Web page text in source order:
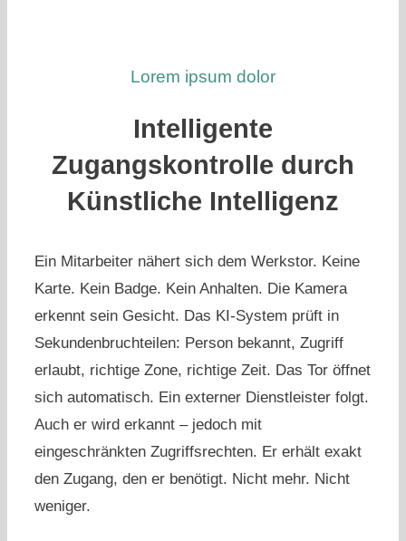
Lorem ipsum dolor
Intelligente
Zugangskontrolle durch
Künstliche Intelligenz
Ein Mitarbeiter nähert sich dem Werkstor. Keine
Karte. Kein Badge. Kein Anhalten. Die Kamera
erkennt sein Gesicht. Das KI-System prüft in
Sekundenbruchteilen: Person bekannt, Zugriff
erlaubt, richtige Zone, richtige Zeit. Das Tor öffnet
sich automatisch. Ein externer Dienstleister folgt.
Auch er wird erkannt – jedoch mit
eingeschränkten Zugriffsrechten. Er erhält exakt
den Zugang, den er benötigt. Nicht mehr. Nicht
weniger.